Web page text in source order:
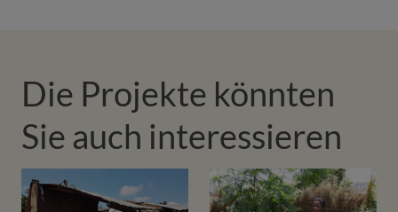
Die Projekte könnten
Sie auch interessieren